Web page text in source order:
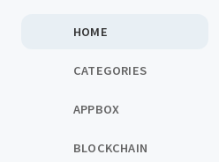
HOME
CATEGORIES
APPBOX
BLOCKCHAIN